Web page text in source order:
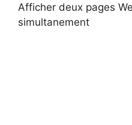
Afficher deux pages
simultanement